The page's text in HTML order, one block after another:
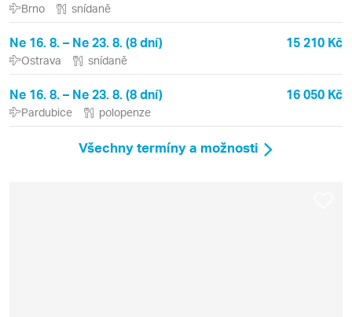
Brno snídaně
Ne 16. 8. – Ne 23. 8. (8 dní) 15 210 Kč
Ostrava snídaně
Ne 16. 8. – Ne 23. 8. (8 dní) 16 050 Kč
Pardubice polopenze
Všechny termíny a možnosti